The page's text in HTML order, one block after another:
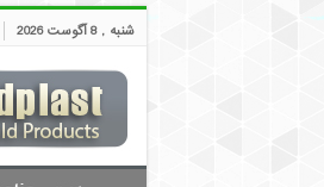
شنبه , 8 آگوست 2026